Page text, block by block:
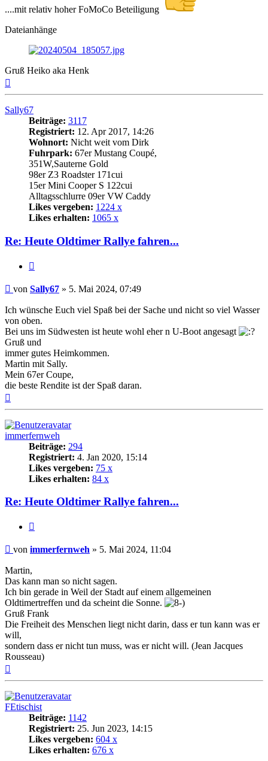
....mit relativ hoher FoMoCo Beteiligung
Dateianhänge
Gruß Heiko aka Henk
Sally67
Beiträge: 3117
Registriert: 12. Apr 2017, 14:26
Wohnort: Nicht weit vom Dirk
Fuhrpark: 67er Mustang Coupé,
351W,Sauterne Gold
98er Z3 Roadster 171cui
15er Mini Cooper S 122cui
Alltagsschlurre 09er VW Caddy
Likes vergeben: 1224 x
Likes erhalten: 1065 x
Re: Heute Oldtimer Rallye fahren...
Beitrag
von Sally67 » 5. Mai 2024, 07:49
Ich wünsche Euch viel Spaß bei der Sache und nicht so viel Wasser
von oben.
Bei uns im Südwesten ist heute wohl eher n U-Boot angesagt
Gruß und
immer gutes Heimkommen.
Martin mit Sally.
Mein 67er Coupe,
die beste Rendite ist der Spaß daran.
immerfernweh
Beiträge: 294
Registriert: 4. Jan 2020, 15:14
Likes vergeben: 75 x
Likes erhalten: 84 x
Re: Heute Oldtimer Rallye fahren...
Beitrag
von immerfernweh » 5. Mai 2024, 11:04
Martin,
Das kann man so nicht sagen.
Ich bin gerade in Weil der Stadt auf einem allgemeinen
Oldtimertreffen und da scheint die Sonne.
Gruß Frank
Die Freiheit des Menschen liegt nicht darin, dass er tun kann was er
will,
sondern dass er nicht tun muss, was er nicht will. (Jean Jacques
Rousseau)
FEtischist
Beiträge: 1142
Registriert: 25. Jun 2023, 14:15
Likes vergeben: 604 x
Likes erhalten: 676 x